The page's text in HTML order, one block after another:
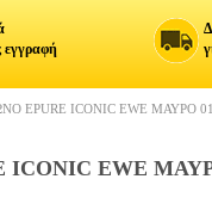
εγγραφή
EPURE ICONIC EWE ΜΑΥΡΟ
EWE